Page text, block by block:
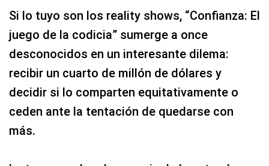
Si lo tuyo son los reality shows, “Confianza: El
juego de la codicia” sumerge a once
desconocidos en un interesante dilema:
recibir un cuarto de millón de dólares y
decidir si lo comparten equitativamente o
ceden ante la tentación de quedarse con
más.